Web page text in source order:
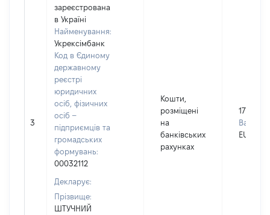
3
зареєстрована
в Україні
Найменування:
Укрексімбанк
Код в Єдиному
державному
реєстрі
юридичних
осіб, фізичних
осіб –
підприємців та
громадських
формувань:
00032112
Декларує:
Прізвище:
ШТУЧНИЙ
Кошти,
розміщені
на
банківських
рахунках
1778
Валюта:
EUR